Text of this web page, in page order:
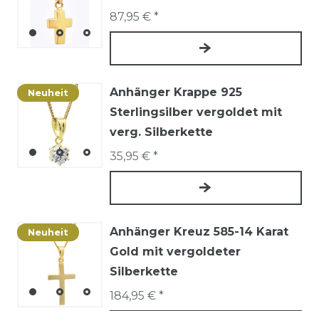
87,95 € *
Neuheit
Anhänger Krappe 925
Sterlingsilber vergoldet mit
verg. Silberkette
35,95 € *
Neuheit
Anhänger Kreuz 585-14 Karat
Gold mit vergoldeter
Silberkette
184,95 € *